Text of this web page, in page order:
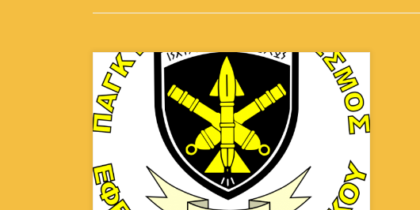
Ο Παγκύπριος Σύνδεσμος Εφέδρων Πυροβολικού
διοργανώνει παραδοσιακό αποχαιρετισμό του 2017
και κοπή της Βασιλόπιτας, το Σάββατο 13/01/2018
από τις 11 το πρωί μέχρι τη δύση του ήλιου, στο
οίκημα του συνδέσμου στην Οδό Αθηνάς 15, 1017
Λευκωσία(Πλησίον Πύλης Αμμοχώστου). Θα μας
τιμήσει με τη παρουσία του ο αξιότιμος υπουργός
Άμυνας […]